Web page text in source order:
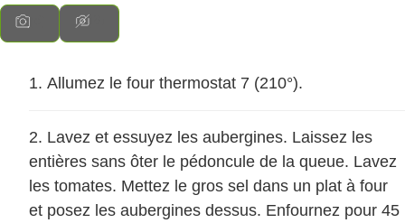
Allumez le four thermostat 7 (210°).
Lavez et essuyez les aubergines. Laissez les
entières sans ôter le pédoncule de la queue. Lavez
les tomates. Mettez le gros sel dans un plat à four
et posez les aubergines dessus. Enfournez pour 45